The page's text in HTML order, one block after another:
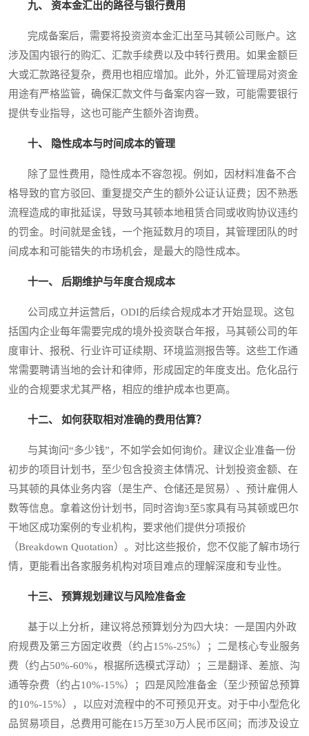
九、 资本金汇出的路径与银行费用
完成备案后，需要将投资资本金汇出至马其顿公司账户。这
涉及国内银行的购汇、汇款手续费以及中转行费用。如果金额巨
大或汇款路径复杂，费用也相应增加。此外，外汇管理局对资金
用途有严格监管，确保汇款文件与备案内容一致，可能需要银行
提供专业指导，这也可能产生额外咨询费。
十、 隐性成本与时间成本的管理
除了显性费用，隐性成本不容忽视。例如，因材料准备不合
格导致的官方驳回、重复提交产生的额外公证认证费；因不熟悉
流程造成的审批延误，导致马其顿本地租赁合同或收购协议违约
的罚金。时间就是金钱，一个拖延数月的项目，其管理团队的时
间成本和可能错失的市场机会，是最大的隐性成本。
十一、 后期维护与年度合规成本
公司成立并运营后，ODI的后续合规成本才开始显现。这包
括国内企业每年需要完成的境外投资联合年报，马其顿公司的年
度审计、报税、行业许可证续期、环境监测报告等。这些工作通
常需要聘请当地的会计和律师，形成固定的年度支出。危化品行
业的合规要求尤其严格，相应的维护成本也更高。
十二、 如何获取相对准确的费用估算？
与其询问“多少钱”，不如学会如何询价。建议企业准备一份
初步的项目计划书，至少包含投资主体情况、计划投资金额、在
马其顿的具体业务内容（是生产、仓储还是贸易）、预计雇佣人
数等信息。拿着这份计划书，同时咨询3至5家具有马其顿或巴尔
干地区成功案例的专业机构，要求他们提供分项报价
（Breakdown Quotation）。对比这些报价，您不仅能了解市场行
情，更能看出各家服务机构对项目难点的理解深度和专业性。
十三、 预算规划建议与风险准备金
基于以上分析，建议将总预算划分为四大块：一是国内外政
府规费及第三方固定收费（约占15%-25%）；二是核心专业服务
费（约占50%-60%，根据所选模式浮动）；三是翻译、差旅、沟
通等杂费（约占10%-15%）；四是风险准备金（至少预留总预算
的10%-15%），以应对流程中的不可预见开支。对于中小型危化
品贸易项目，总费用可能在15万至30万人民币区间；而涉及设立